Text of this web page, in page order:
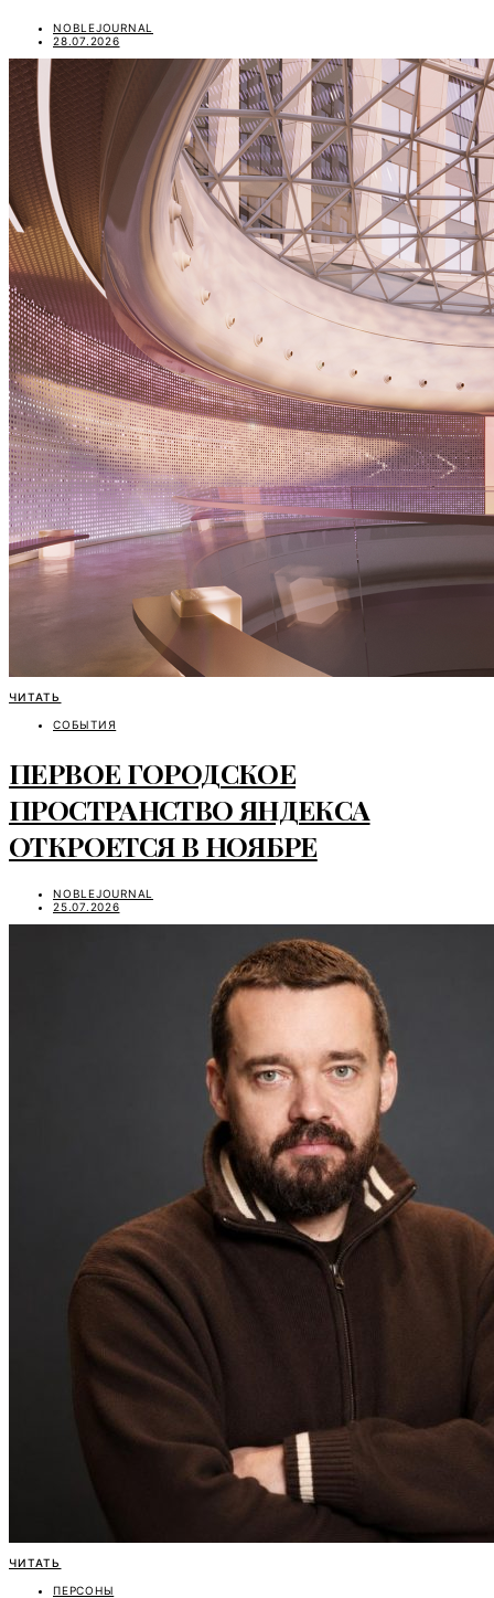
NOBLEJOURNAL
28.07.2026
ЧИТАТЬ
СОБЫТИЯ
ПЕРВОЕ ГОРОДСКОЕ
ПРОСТРАНСТВО ЯНДЕКСА
ОТКРОЕТСЯ В НОЯБРЕ
NOBLEJOURNAL
25.07.2026
ЧИТАТЬ
ПЕРСОНЫ